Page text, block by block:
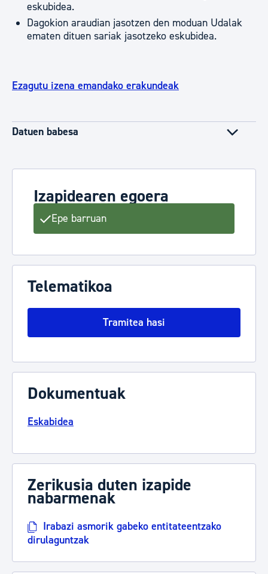
eskubidea.
Dagokion araudian jasotzen den moduan Udalak
ematen dituen sariak jasotzeko eskubidea.
Ezagutu izena emandako erakundeak
Datuen babesa
Izapidearen egoera
Epe barruan
Telematikoa
Tramitea hasi
Dokumentuak
Eskabidea
Zerikusia duten izapide
nabarmenak
Irabazi asmorik gabeko entitateentzako
dirulaguntzak